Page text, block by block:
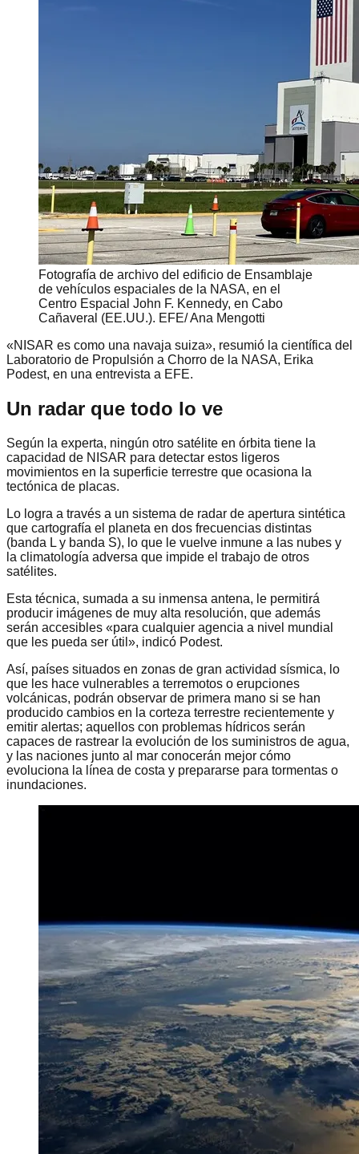
Fotografía de archivo del edificio de Ensamblaje
de vehículos espaciales de la NASA, en el
Centro Espacial John F. Kennedy, en Cabo
Cañaveral (EE.UU.). EFE/ Ana Mengotti
«NISAR es como una navaja suiza», resumió la científica del
Laboratorio de Propulsión a Chorro de la NASA, Erika
Podest, en una entrevista a EFE.
Un radar que todo lo ve
Según la experta, ningún otro satélite en órbita tiene la
capacidad de NISAR para detectar estos ligeros
movimientos en la superficie terrestre que ocasiona la
tectónica de placas.
Lo logra a través a un sistema de radar de apertura sintética
que cartografía el planeta en dos frecuencias distintas
(banda L y banda S), lo que le vuelve inmune a las nubes y
la climatología adversa que impide el trabajo de otros
satélites.
Esta técnica, sumada a su inmensa antena, le permitirá
producir imágenes de muy alta resolución, que además
serán accesibles «para cualquier agencia a nivel mundial
que les pueda ser útil», indicó Podest.
Así, países situados en zonas de gran actividad sísmica, lo
que les hace vulnerables a terremotos o erupciones
volcánicas, podrán observar de primera mano si se han
producido cambios en la corteza terrestre recientemente y
emitir alertas; aquellos con problemas hídricos serán
capaces de rastrear la evolución de los suministros de agua,
y las naciones junto al mar conocerán mejor cómo
evoluciona la línea de costa y prepararse para tormentas o
inundaciones.